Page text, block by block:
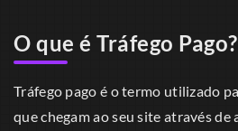
O que é Tráfego Pago?
Tráfego pago é o termo utilizado
que chegam ao seu site através de